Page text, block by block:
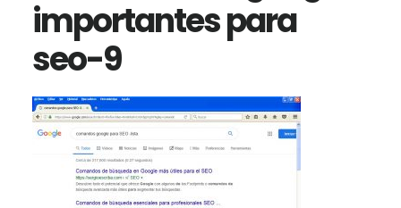
importantes para
seo-9